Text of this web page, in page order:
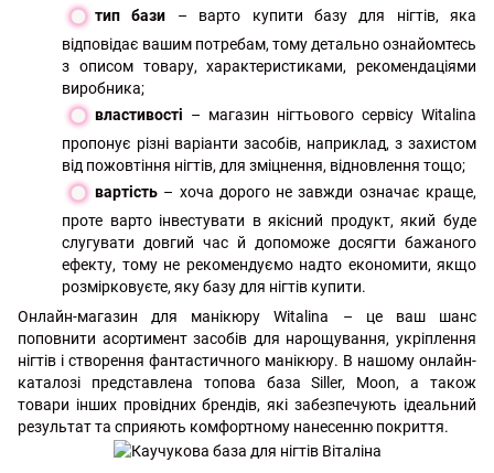
тип бази – варто купити базу для нігтів, яка
відповідає вашим потребам, тому детально ознайомтесь
з описом товару, характеристиками, рекомендаціями
виробника;
властивості – магазин нігтьового сервісу Witalina
пропонує різні варіанти засобів, наприклад, з захистом
від пожовтіння нігтів, для зміцнення, відновлення тощо;
вартість – хоча дорого не завжди означає краще,
проте варто інвестувати в якісний продукт, який буде
слугувати довгий час й допоможе досягти бажаного
ефекту, тому не рекомендуємо надто економити, якщо
розмірковуєте, яку базу для нігтів купити.
Онлайн-магазин для манікюру Witalina – це ваш шанс
поповнити асортимент засобів для нарощування, укріплення
нігтів і створення фантастичного манікюру. В нашому онлайн-
каталозі представлена топова база Siller, Moon, а також
товари інших провідних брендів, які забезпечують ідеальний
результат та сприяють комфортному нанесенню покриття.